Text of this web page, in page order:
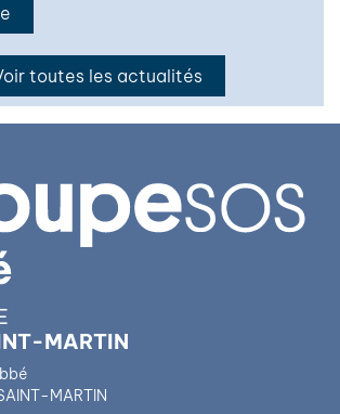
toutes les actualités
MARTIN
MARTIN